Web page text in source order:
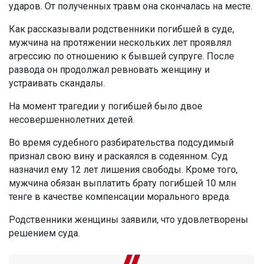
ударов. От полученных травм она скончалась на месте.
Как рассказывали родственники погибшей в суде,
мужчина на протяжении нескольких лет проявлял
агрессию по отношению к бывшей супруге. После
развода он продолжал ревновать женщину и
устраивать скандалы.
На момент трагедии у погибшей было двое
несовершеннолетних детей.
Во время судебного разбирательства подсудимый
признал свою вину и раскаялся в содеянном. Суд
назначил ему 12 лет лишения свободы. Кроме того,
мужчина обязан выплатить брату погибшей 10 млн
тенге в качестве компенсации морального вреда.
Родственники женщины заявили, что удовлетворены
решением суда.